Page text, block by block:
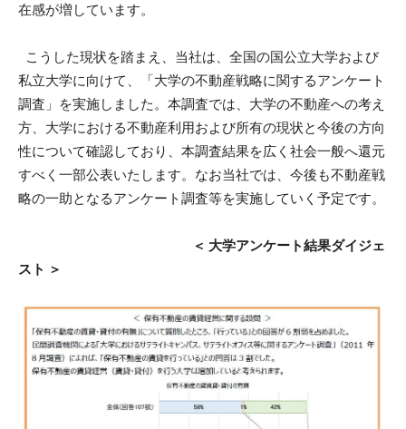
在感が増しています。
こうした現状を踏まえ、当社は、全国の国公立大学および
私立大学に向けて、「大学の不動産戦略に関するアンケート
調査」を実施しました。本調査では、大学の不動産への考え
方、大学における不動産利用および所有の現状と今後の方向
性について確認しており、本調査結果を広く社会一般へ還元
すべく一部公表いたします。なお当社では、今後も不動産戦
略の一助となるアンケート調査等を実施していく予定です。
＜ 大学アンケート結果ダイジェ
スト ＞